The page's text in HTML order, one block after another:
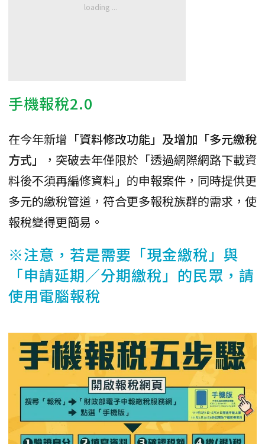
手機報稅2.0
在今年新增 「資料修改功能」及增加「多元繳稅
方式」
，突破去年僅限於「透過網際網路下載資
料後不須再編修資料」的申報案件，同時提供更
多元的繳稅管道，符合更多報稅族群的需求，使
報稅變得更簡易。
※注意，若是需要「現金繳稅」與
「申請延期／分期繳稅」的民眾，請
使用電腦報稅